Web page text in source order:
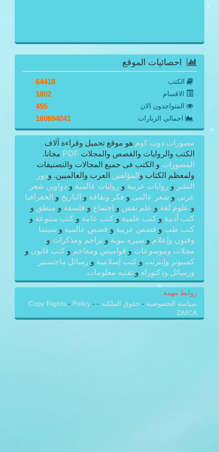
احصائيات الموقع
الكتب 64418
الاقسام 1602
المتواجدون الان 455
اجمالي الزيارات 160694041
مصورات دوت كوم هو موقع تحميل وقراءة آلاف
الكتب والروايات والقصص والمجلات PDF مجانا.
المصورات و الكتب فى جميع المجالات والتصنيفات
ولمعظم الكتاب و المؤلفين العرب والعالميين. ودور
النشر و روايات عربية و روايات عالمية و دواوين شعر
عربى و شعر عالمى و فكر وثقافة و التاريخ و الجغرافيا
و علوم لغة و علم نفس و اجتماع و فلسفة و منطق و
كتب أدبية و كتب علمية و كتب عامة و كتب متنوعة و
كتب طب و قصص عربية و قصص عالمية و سينما
وفنون وإعلام و سيره نبوية و تراجم ومذكرات و
مجلات وموسوعات و قواميس ومعاجم و كتب قانون و
كمبيوتر وإنترنت و كتب إسلامية و رسائل ماجستير
ورسائل ودكتوراه و تقنيه معلومات.
روابط مهمة
سياسة الخصوصية - حقوق الملكيه -
Copy Rights - Policy -
DMCA